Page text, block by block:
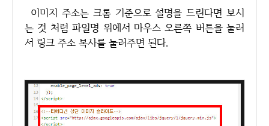
이미지 주소는 크롬 기준으로 설명을 드린다면 보시
는 것 처럼 파일명 위에서 마우스 오른쪽 버튼을 눌러
서 링크 주소 복사를 눌러주면 된다.